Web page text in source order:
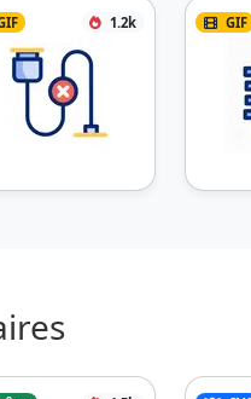
1.2k GIF